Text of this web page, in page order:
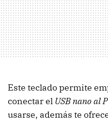
Este teclado permite
conectar el USB nano al
usarse, además te